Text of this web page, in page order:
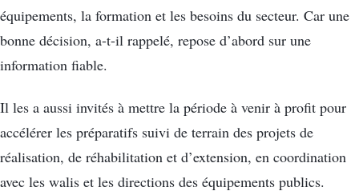
équipements, la formation et les besoins du secteur. Car une
bonne décision, a-t-il rappelé, repose d’abord sur une
information fiable.
Il les a aussi invités à mettre la période à venir à profit pour
accélérer les préparatifs suivi de terrain des projets de
réalisation, de réhabilitation et d’extension, en coordination
avec les walis et les directions des équipements publics.